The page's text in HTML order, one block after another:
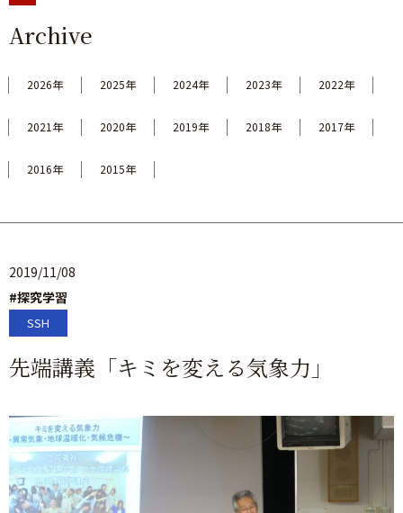
Archive
2026年 2025年 2024年 2023年 2022年
2021年 2020年 2019年 2018年 2017年
2016年 2015年
先端講義「キミを変える気象力」
SSH
2019/11/08
#探究学習